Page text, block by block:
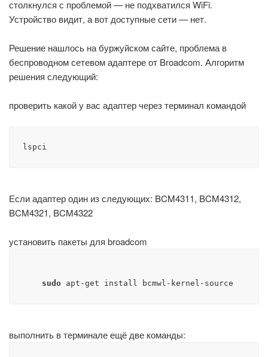
столкнулся с проблемой — не подхватился WiFi.
Устройство видит, а вот доступные сети — нет.
Решение нашлось на буржуйском сайте, проблема в
беспроводном сетевом адаптере от Broadcom. Алгоритм
решения следующий:
проверить какой у вас адаптер через терминал командой
lspci
Если адаптер один из следующих: BCM4311, BCM4312,
BCM4321, BCM4322
установить пакеты для broadcom
sudo apt-get install bcmwl-kernel-source
выполнить в терминале ещё две команды: